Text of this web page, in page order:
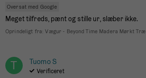
Oversat med Google
Meget tilfreds, pænt og stille ur, slæber ikke.
Oprindeligt fra:Vægur - Beyond Time Madera Mørkt Træ
T Tuomo S
Verificeret